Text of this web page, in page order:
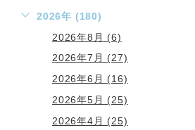
2026年 (180)
2026年8月 (6)
2026年7月 (27)
2026年6月 (16)
2026年5月 (25)
2026年4月 (25)